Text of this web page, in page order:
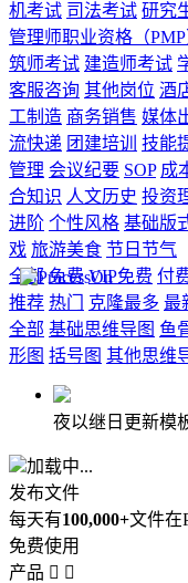
机考试 司法考试 研究
管理师职业资格（PMP
筑师考试 建造师考试
客服咨询 其他岗位 酒
工制造 商务销售 媒体
流快递 团建培训 技能
管理 会议纪要 SOP 成
合知识 人文历史 投资
进阶 个性风格 基础版
戏 旅游美食 节日节气
全部 免费 VIP免费 付
推荐 热门 克隆最多 最
全部 基础思维导图 鱼
形图 括号图 其他思维
夜以继日更新模
加载中...
发布文件
每天有100,000+文件在
免费使用
产品  